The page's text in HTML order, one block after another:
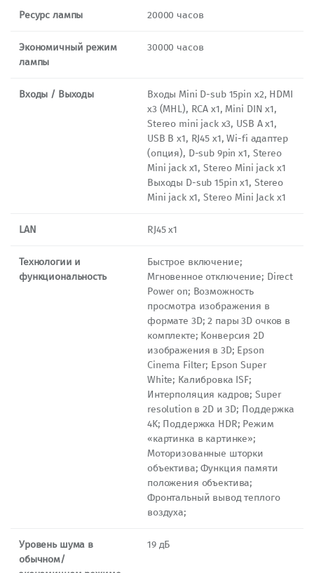
Ресурс лампы 20000 часов
Экономичный режим
лампы
30000 часов
Входы / Выходы
Входы Mini D-sub 15pin x2, HDMI
x3 (MHL), RCA x1, Mini DIN x1,
Stereo mini jack x3, USB A x1,
USB B x1, RJ45 x1, Wi-fi адаптер
(опция), D-sub 9pin x1, Stereo
Mini jack x1, Stereo Mini jack x1
Выходы D-sub 15pin x1, Stereo
Mini jack x1, Stereo Mini Jack x1
LAN RJ45 x1
Технологии и
функциональность
Быстрое включение;
Мгновенное отключение; Direct
Power on; Возможность
просмотра изображения в
формате 3D; 2 пары 3D очков в
комплекте; Конверсия 2D
изображения в 3D; Epson
Cinema Filter; Epson Super
White; Калибровка ISF;
Интерполяция кадров; Super
resolution в 2D и 3D; Поддержка
4K; Поддержка HDR; Режим
«картинка в картинке»;
Моторизованные шторки
объектива; Функция памяти
положения объектива;
Фронтальный вывод теплого
воздуха;
Уровень шума в
обычном/
19 дБ